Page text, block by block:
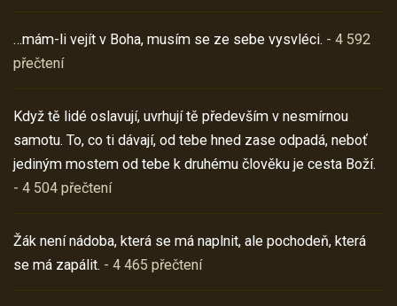
…mám-li vejít v Boha, musím se ze sebe vysvléci. - 4 592
přečtení
Když tě lidé oslavují, uvrhují tě především v nesmírnou
samotu. To, co ti dávají, od tebe hned zase odpadá, neboť
jediným mostem od tebe k druhému člověku je cesta Boží.
- 4 504 přečtení
Žák není nádoba, která se má naplnit, ale pochodeň, která
se má zapálit. - 4 465 přečtení